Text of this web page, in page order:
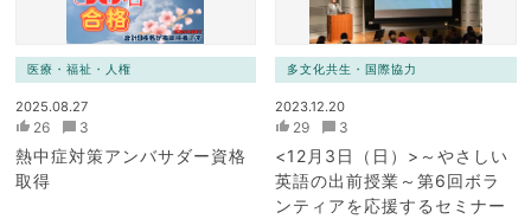
医療・福祉・人権
2025.08.27
26 3
熱中症対策アンバサダー資格
取得
多文化共生・国際協力
2023.12.20
29 3
<12月3日（日）>～やさしい
英語の出前授業～第6回ボラ
ンティアを応援するセミナー